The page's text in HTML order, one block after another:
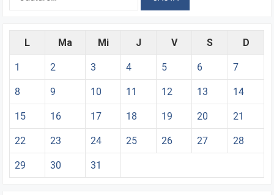
L Ma Mi J V S D
1 2 3 4 5 6 7
8 9 10 11 12 13 14
15 16 17 18 19 20 21
22 23 24 25 26 27 28
29 30 31